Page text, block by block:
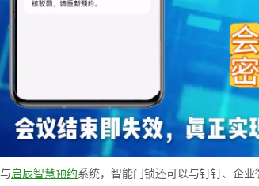
启辰智慧预约系统，智能门锁还可以与钉钉、企